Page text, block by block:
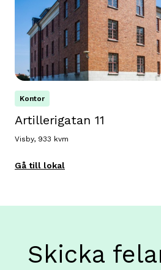
Kontor
Artillerigatan 11
Visby, 933 kvm
Gå till lokal
Skicka